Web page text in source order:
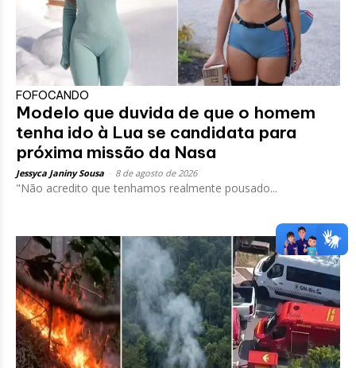
FOFOCANDO
Modelo que duvida de que o homem
tenha ido à Lua se candidata para
próxima missão da Nasa
Jessyca Janiny Sousa 8 de agosto de 2026
"Não acredito que tenhamos realmente pousado...